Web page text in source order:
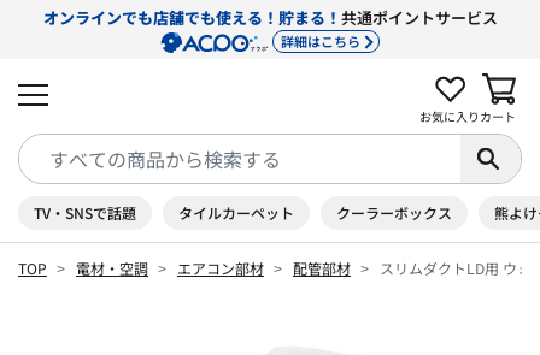
オンラインでも店舗でも使える！貯まる！ 共通ポイントサービス
詳細はこちら
お気に入り カート
TV・SNSで話題 タイルカーペット クーラーボックス 熊よ
TOP 電材・空調 エアコン部材 配管部材 スリムダクトLD用 ウォ